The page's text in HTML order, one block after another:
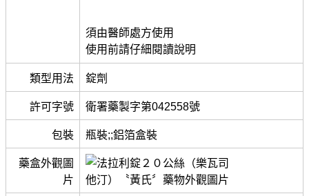
須由醫師處方使用
使用前請仔細閱讀說明
類型用法 錠劑
許可字號 衛署藥製字第042558號
包裝 瓶裝;;鋁箔盒裝
藥盒外觀圖
片